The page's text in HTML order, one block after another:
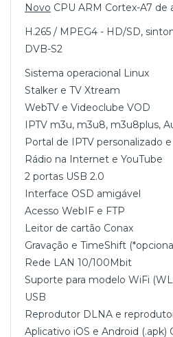
Novo CPU ARM Cortex-A7
H.265 / MPEG4 - HD/SD,
DVB-S2
Sistema operacional Linux
Stalker e TV Xtream
WebTV e Videoclube VOD
IPTV m3u, m3u8, m3u8plus,
Portal de IPTV personalizado
Rádio na Internet e YouTube
2 portas USB 2.0
Interface OSD amigável
Acesso WebIF e FTP
Leitor de cartão Conax
Gravação e TimeShift
Rede LAN 10/100Mbit
Suporte para modelo WiFi
USB
Reprodutor DLNA e
Aplicativo iOS e Android